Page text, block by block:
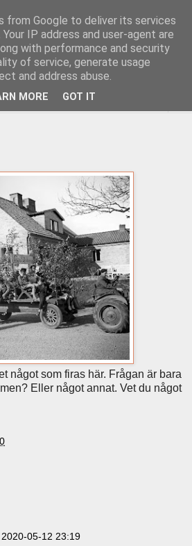
Uddevallas horisont
något som firas här. Frågan är bara
Eller något annat. Vet du något
2020-05-12 23:19
from Google to deliver its services
IP address and user-agent are
with performance and security
of service, generate usage
and address abuse.
MORE GOT IT